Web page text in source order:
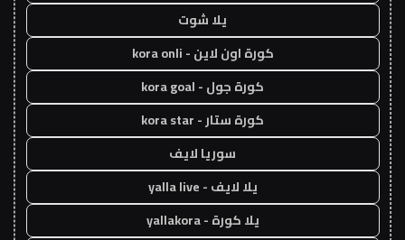
يلا شوت
كورة اون لاين - kora onli
كورة جول - kora goal
كورة ستار - kora star
سوريا لايف
يلا لايف - yalla live
يلا كورة - yallakora